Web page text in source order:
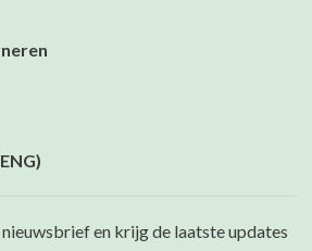
en krijg de laatste updates